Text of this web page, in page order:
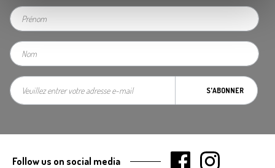
S'ABONNER
Follow us on social media